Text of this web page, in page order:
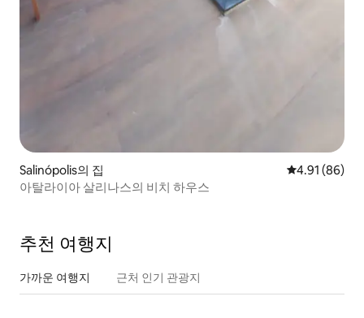
Salinópolis의 집 평점 4.91점(5
4.91 (86)
아탈라이아 살리나스의 비치 하우스
추천 여행지
가까운 여행지 근처 인기 관광지